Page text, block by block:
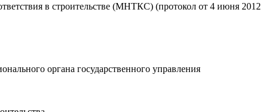
в строительстве (МНТКС) (протокол от 4 июня 2012
органа государственного управления